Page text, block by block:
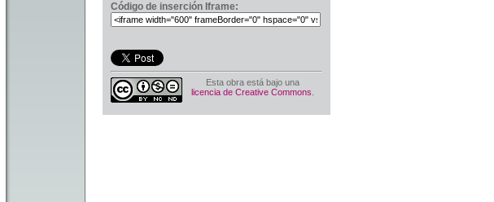
Código de inserción Iframe:
Esta obra está bajo una
licencia de Creative Commons